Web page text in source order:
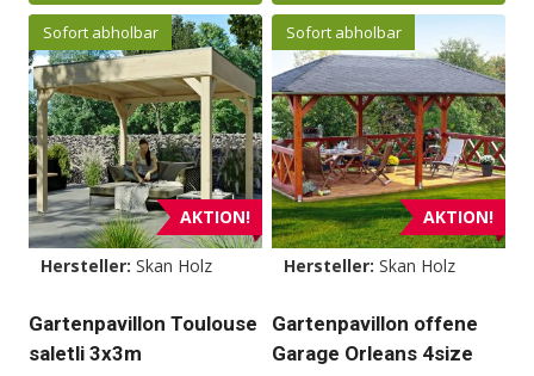
Dieses
Produkt
weist
mehrere
Varianten
auf.
Die
Optionen
können
auf
der
AKTION!
Sofort abholbar
Hersteller: Skan Holz
Gartenpavillon Toulouse
saletli 3x3m
AKTION!
Sofort abholbar
Hersteller: Skan Holz
Gartenpavillon offene
Garage Orleans 4size